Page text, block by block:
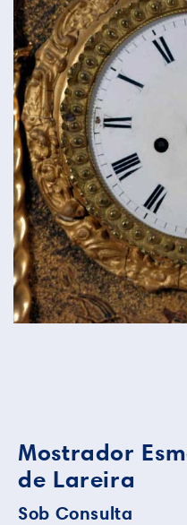
Mostrador
de Lareira
Sob Consulta